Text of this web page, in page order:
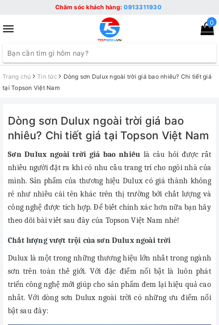
Chăm sóc khách hàng:0913311930
Toggle
0
Trang chủ Tin tức
Dòng sơn Dulux ngoài trời giá bao nhiêu? Chi tiết giá
tại Topson Việt Nam
Dòng sơn Dulux ngoài trời giá bao
nhiêu? Chi tiết giá tại Topson Việt Nam
Sơn Dulux ngoài trời giá bao nhiêu là câu hỏi được rất
nhiều người đặt ra khi có nhu cầu trang trí cho ngôi nhà của
mình. Sản phẩm của thương hiệu Dulux có giá thành không
rẻ như nhiều cái tên khác trên thị trường bởi chất lượng và
công nghệ được tích hợp. Để biết chính xác hơn nữa bạn hãy
theo dõi bài viết sau đây của Topson Việt Nam nhé!
Chất lượng vượt trội của sơn Dulux ngoài trời
Dulux là một trong những thương hiệu lớn nhất trong ngành
sơn trên toàn thế giới. Với đặc điểm nổi bật là luôn phát
triển công nghệ mới giúp cho sản phẩm đem lại hiệu quả cao
nhất. Với dòng sơn Dulux ngoài trời có những ưu điểm nổi
bật sau đây: